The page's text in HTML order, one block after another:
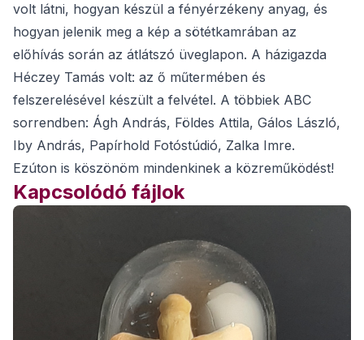
volt látni, hogyan készül a fényérzékeny anyag, és
hogyan jelenik meg a kép a sötétkamrában az
előhívás során az átlátszó üveglapon. A házigazda
Héczey Tamás volt: az ő műtermében és
felszerelésével készült a felvétel. A többiek ABC
sorrendben: Ágh András, Földes Attila, Gálos László,
Iby András, Papírhold Fotóstúdió, Zalka Imre.
Ezúton is köszönöm mindenkinek a közreműködést!
Kapcsolódó fájlok